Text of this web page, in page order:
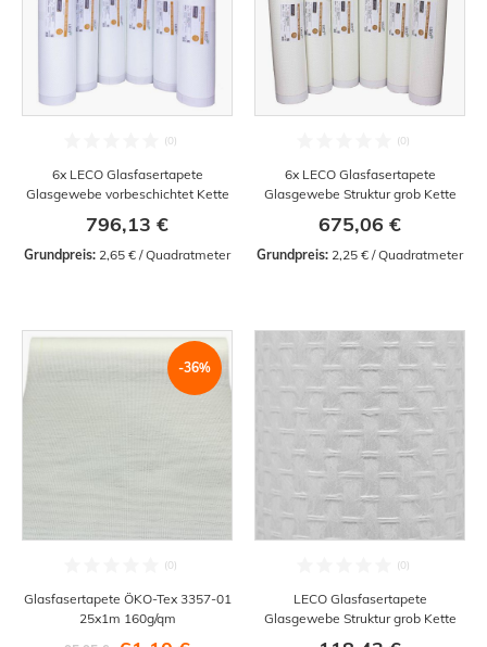
6x LECO Glasfasertapete
Glasgewebe vorbeschichtet Kette
796,13 €
Grundpreis: 2,65 € / Quadratmeter
6x LECO Glasfasertapete
Glasgewebe Struktur grob Kette
675,06 €
Grundpreis: 2,25 € / Quadratmeter
-36%
Glasfasertapete ÖKO-Tex 3357-01
25x1m 160g/qm
LECO Glasfasertapete
Glasgewebe Struktur grob Kette